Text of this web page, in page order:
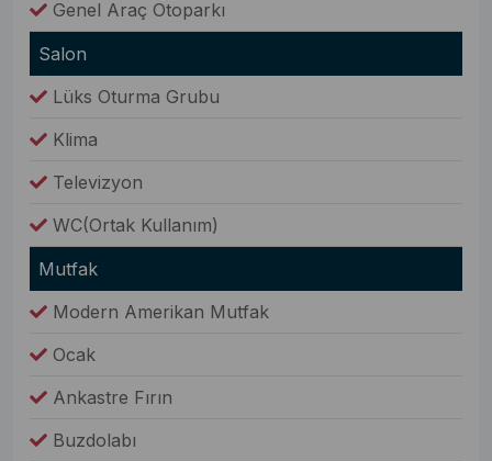
Genel Araç Otoparkı
Salon
Lüks Oturma Grubu
Klima
Televizyon
WC(Ortak Kullanım)
Mutfak
Modern Amerikan Mutfak
Ocak
Ankastre Fırın
Buzdolabı